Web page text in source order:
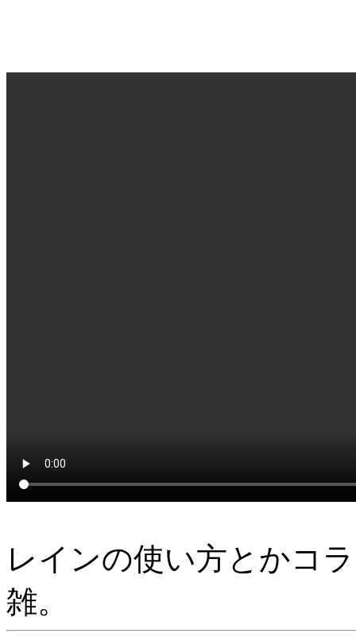
レインの使い方とかコ
雑。